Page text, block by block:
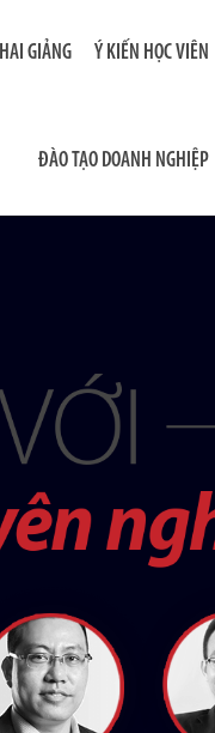
GIẢNG Ý KIẾN HỌC VIÊN
ĐÀO TẠO DOANH NGHIỆP